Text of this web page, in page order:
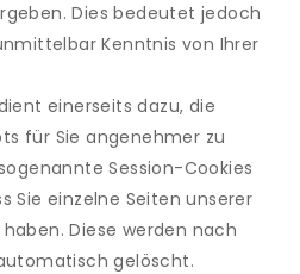
Dies bedeutet jedoch
Kenntnis von Ihrer
einerseits dazu, die
für Sie angenehmer zu
Session-Cookies
Sie einzelne Seiten unserer
Diese werden nach
gelöscht.